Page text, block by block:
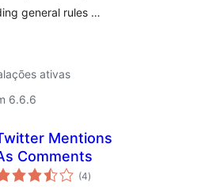
general rules …
ativas
6.6.6
Mentions
Comments
(4total
de
)